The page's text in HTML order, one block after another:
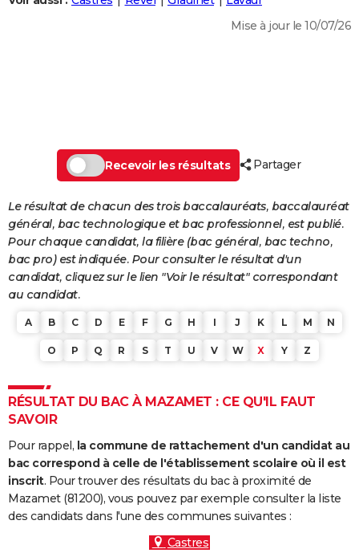
DICTIONNAIRE
Dictionnaire
Biographies
Expressions
Proverbes
PROGRAMME TV
COPAINS D'AVANT
S'inscrire
Se connecter
Lycées
Collèges
Primaires
Universités
Entreprises
Service militaire
Avis de recherche
AVIS DE DÉCÈS
FORUM
Mise à jour le 10/07/26
Recevoir les résultats Partager
Le résultat de chacun des trois baccalauréats, baccalauréat
général, bac technologique et bac professionnel, est publié.
Pour chaque candidat, la filière (bac général, bac techno,
bac pro) est indiquée. Pour consulter le résultat d'un
candidat, cliquez sur le lien "Voir le résultat" correspondant
au candidat.
A B C D E F G H I J K L M N
O P Q R S T U V W X Y Z
RÉSULTAT DU BAC À MAZAMET : CE QU'IL FAUT
SAVOIR
Pour rappel, la commune de rattachement d'un candidat au
bac correspond à celle de l'établissement scolaire où il est
inscrit. Pour trouver des résultats du bac à proximité de
Mazamet (81200), vous pouvez par exemple consulter la liste
des candidats dans l'une des communes suivantes :
Castres